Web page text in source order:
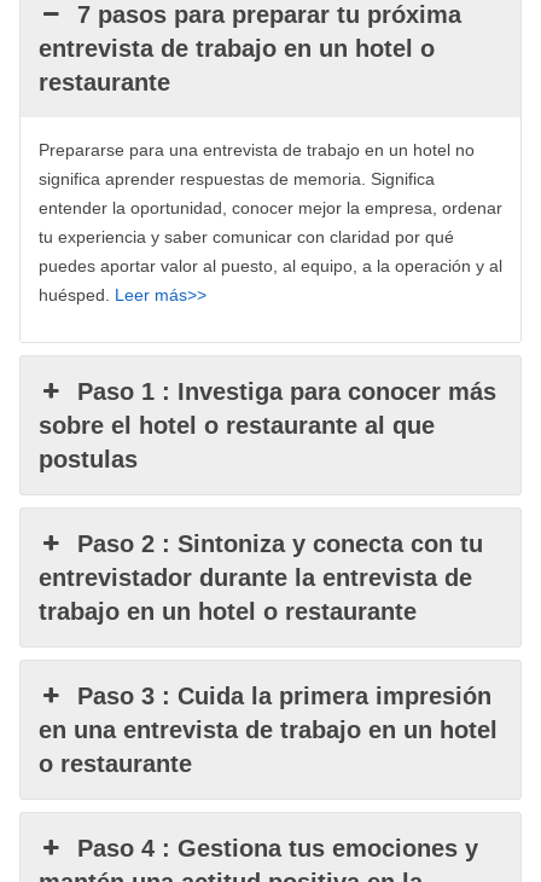
7 pasos para preparar tu próxima
entrevista de trabajo en un hotel o
restaurante
Prepararse para una entrevista de trabajo en un hotel no
significa aprender respuestas de memoria. Significa
entender la oportunidad, conocer mejor la empresa, ordenar
tu experiencia y saber comunicar con claridad por qué
puedes aportar valor al puesto, al equipo, a la operación y al
huésped. Leer más>>
Paso 1 : Investiga para conocer más
sobre el hotel o restaurante al que
postulas
Paso 2 : Sintoniza y conecta con tu
entrevistador durante la entrevista de
trabajo en un hotel o restaurante
Paso 3 : Cuida la primera impresión
en una entrevista de trabajo en un hotel
o restaurante
Paso 4 : Gestiona tus emociones y